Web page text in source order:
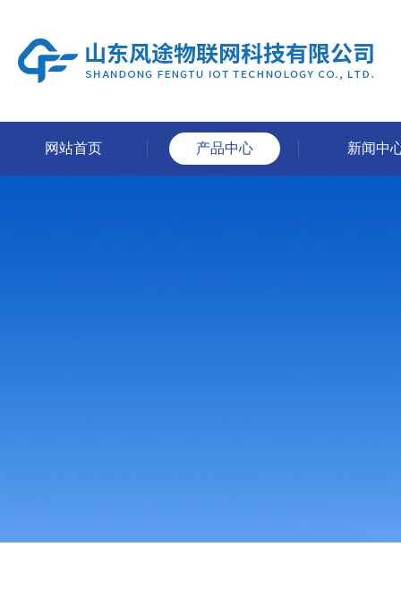
网站首页 产品中心 新闻中